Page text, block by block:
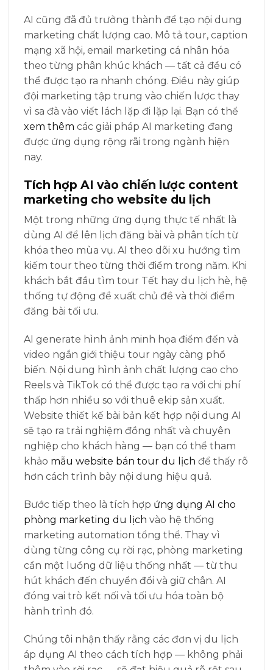
AI cũng đã đủ trưởng thành để tạo nội dung
marketing chất lượng cao. Mô tả tour, caption
mạng xã hội, email marketing cá nhân hóa
theo từng phân khúc khách — tất cả đều có
thể được tạo ra nhanh chóng. Điều này giúp
đội marketing tập trung vào chiến lược thay
vì sa đà vào viết lách lặp đi lặp lại. Bạn có thể
xem thêm các giải pháp AI marketing đang
được ứng dụng rộng rãi trong ngành hiện
nay.
Tích hợp AI vào chiến lược content
marketing cho website du lịch
Một trong những ứng dụng thực tế nhất là
dùng AI để lên lịch đăng bài và phân tích từ
khóa theo mùa vụ. AI theo dõi xu hướng tìm
kiếm tour theo từng thời điểm trong năm. Khi
khách bắt đầu tìm tour Tết hay du lịch hè, hệ
thống tự động đề xuất chủ đề và thời điểm
đăng bài tối ưu.
AI generate hình ảnh minh họa điểm đến và
video ngắn giới thiệu tour ngày càng phổ
biến. Nội dung hình ảnh chất lượng cao cho
Reels và TikTok có thể được tạo ra với chi phí
thấp hơn nhiều so với thuê ekip sản xuất.
Website thiết kế bài bản kết hợp nội dung AI
sẽ tạo ra trải nghiệm đồng nhất và chuyên
nghiệp cho khách hàng — bạn có thể tham
khảo mẫu website bán tour du lịch để thấy rõ
hơn cách trình bày nội dung hiệu quả.
Bước tiếp theo là tích hợp ứng dụng AI cho
phòng marketing du lịch vào hệ thống
marketing automation tổng thể. Thay vì
dùng từng công cụ rời rạc, phòng marketing
cần một luồng dữ liệu thống nhất — từ thu
hút khách đến chuyển đổi và giữ chân. AI
đóng vai trò kết nối và tối ưu hóa toàn bộ
hành trình đó.
Chúng tôi nhận thấy rằng các đơn vị du lịch
áp dụng AI theo cách tích hợp — không phải